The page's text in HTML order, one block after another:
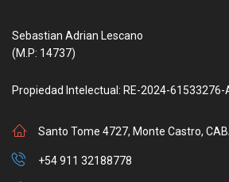
Sebastian Adrian Lescano
(M.P: 14737)
Propiedad Intelectual: RE-2024-61533276-
Santo Tome 4727, Monte Castro,
+54 911 32188778